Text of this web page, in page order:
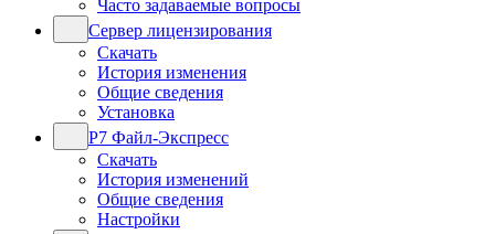
Часто задаваемые вопросы
Сервер лицензирования
Скачать
История изменения
Общие сведения
Установка
Р7 Файл-Экспресс
Скачать
История изменений
Общие сведения
Настройки